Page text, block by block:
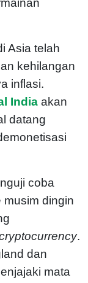
Asia telah
kehilangan
inflasi.
India akan
datang
coba
musim dingin
.
dan
mata